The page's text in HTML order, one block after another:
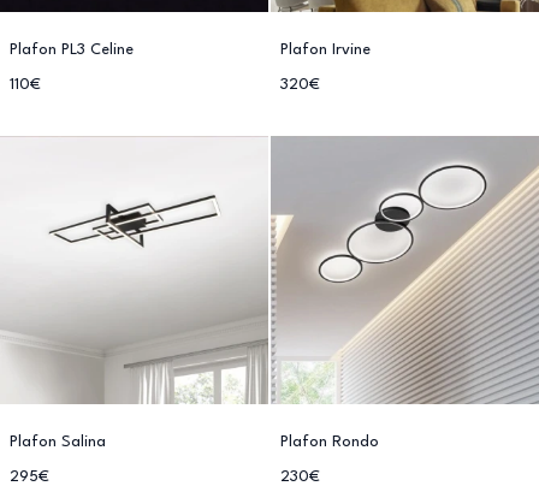
Plafon PL3 Celine
110€
Plafon Irvine
320€
Plafon Salina
295€
Plafon Rondo
230€